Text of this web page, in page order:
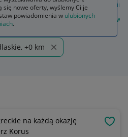
Filozofia, historia filozofii
filozofii historia filozofii
+0 km
na każdą okazję
Korus
się nowe oferty, wyślemy Ci je
powiadomienia w ulubionych
.